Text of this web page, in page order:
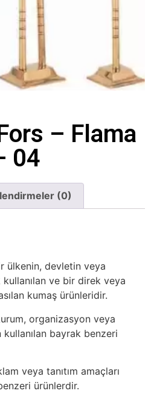
– Flama
04
(0)
ülkenin, devletin veya
ve bir direk veya
kumaş ürünleridir.
organizasyon veya
bayrak benzeri
veya tanıtım amaçları
ürünlerdir.